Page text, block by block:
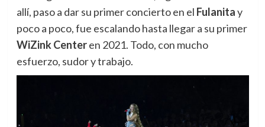
allí, paso a dar su primer concierto en el Fulanitay
poco a poco, fue escalando hasta llegar a su primer
WiZink Centeren 2021. Todo, con mucho
esfuerzo, sudor y trabajo.